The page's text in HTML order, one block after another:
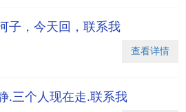
子，今天回，联系我
查看详情
.三个人现在走.联系我